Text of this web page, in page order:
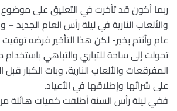
ربما أكون قد تأخرت في التعليق على
والألعاب النارية في ليلة رأس العام الجديد
عام وأنتم بخير- لكن هذا التأخير فرضه توقيت
تحولت إلى ساحة للتباري والتباهي
المفرقعات والألعاب النارية، وبات الكبار
على شرائها وإطلاقها في الأعياد.
ففي ليلة رأس السنة أطلقت كميات هائلة